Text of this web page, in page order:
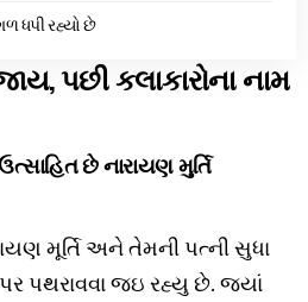
ધપી રહ્યો છે
પછી કલાકારોના નામ
છે નારાયણ મુર્તિ
મૂર્તિ અને તેમની પત્ની સુધા
પથરાવવા જઇ રહ્યુ છે. જયાં